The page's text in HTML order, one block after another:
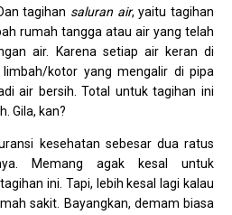
tagihan saluran air, yaitu tagihan
rumah tangga atau air yang telah
air. Karena setiap air keran di
kotor yang mengalir di pipa
air bersih. Total untuk tagihan ini
Gila, kan?
kesehatan sebesar dua ratus
Memang agak kesal untuk
ini. Tapi, lebih kesal lagi kalau
sakit. Bayangkan, demam biasa